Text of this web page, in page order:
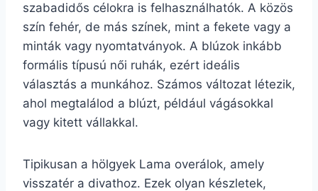
szabadidős célokra is felhasználhatók. A közös
szín fehér, de más színek, mint a fekete vagy a
minták vagy nyomtatványok. A blúzok inkább
formális típusú női ruhák, ezért ideális
választás a munkához. Számos változat létezik,
ahol megtalálod a blúzt, például vágásokkal
vagy kitett vállakkal.
Tipikusan a hölgyek Lama overálok, amely
visszatér a divathoz. Ezek olyan készletek,